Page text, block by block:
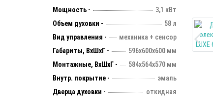
Мощность -
3,1 кВт
Объем духовки -
58 л
Вид управления -
механика + сенсор
Габариты, ВхШхГ -
596х600х600 мм
Монтажные, ВхШхГ -
584х564х570 мм
Внутр. покрытие -
эмаль
Дверца духовки -
откидная